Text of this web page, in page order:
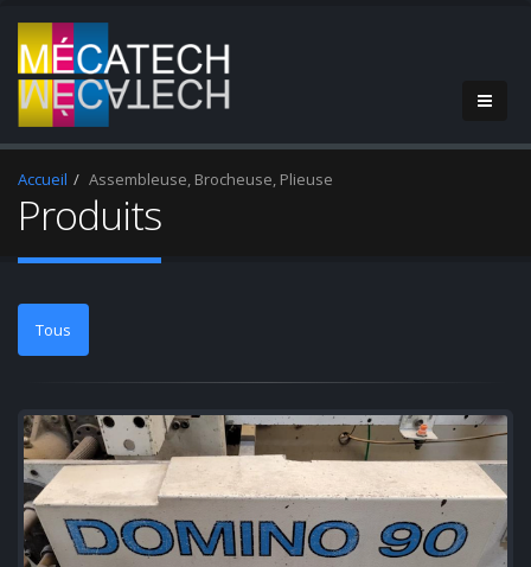
Accueil Assembleuse, Brocheuse, Plieuse
Produits
Tous